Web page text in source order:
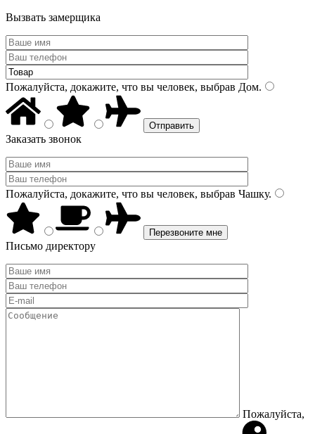
Вызвать замерщика
Пожалуйста, докажите, что вы человек, выбрав Дом.
Заказать звонок
Пожалуйста, докажите, что вы человек, выбрав Чашку.
Письмо директору
Пожалуйста,